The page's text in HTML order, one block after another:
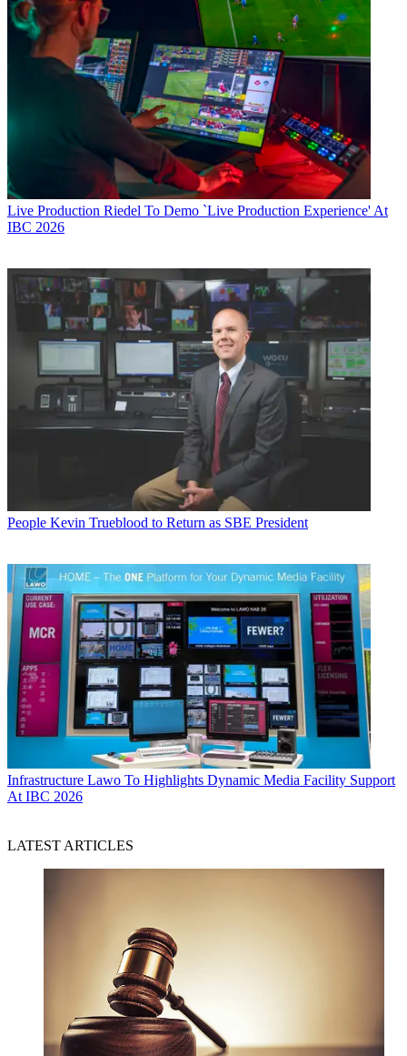
Live Production Riedel To Demo `Live Production Experience' At
IBC 2026
People Kevin Trueblood to Return as SBE President
Infrastructure Lawo To Highlights Dynamic Media Facility Support
At IBC 2026
LATEST ARTICLES